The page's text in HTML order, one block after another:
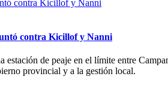
contra Kicillof y Nanni
estación de peaje en el límite entre
provincial y a la gestión local.